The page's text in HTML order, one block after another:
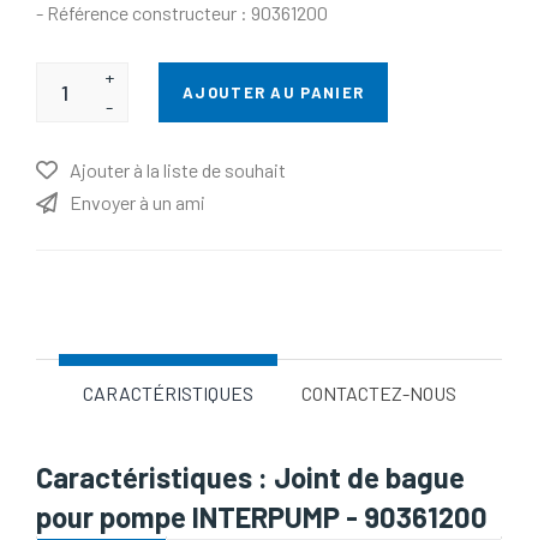
- Référence constructeur : 90361200
+
-
AJOUTER AU PANIER
Ajouter à la liste de souhait
Envoyer à un ami
CARACTÉRISTIQUES CONTACTEZ-NOUS
Caractéristiques : Joint de bague
pour pompe INTERPUMP - 90361200